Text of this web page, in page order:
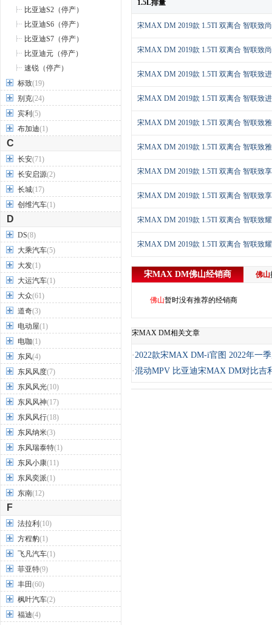
比亚迪S2（停产）
比亚迪S6（停产）
比亚迪S7（停产）
比亚迪元（停产）
速锐（停产）
标致(19)
别克(24)
宾利 (5)
布加迪(1)
C
长安(71)
长安启源(2)
长城(17)
创维汽车(1)
D
DS(8)
大乘汽车(5)
大发(1)
大运汽车(1)
大众(61)
道奇(3)
电动屋(1)
电咖(1)
东风(4)
东风风度(7)
东风风光(10)
东风风神(17)
东风风行(18)
东风纳米(3)
东风瑞泰特(1)
东风小康(11)
东风奕派(1)
东南(12)
F
法拉利 (10)
方程豹(1)
飞凡汽车(1)
菲亚特(9)
丰田(60)
枫叶汽车(2)
福迪(4)
1.5L排量
宋MAX DM 2019款 1.5TI 双离合 智联致
宋MAX DM 2019款 1.5TI 双离合 智联致
宋MAX DM 2019款 1.5TI 双离合 智联致
宋MAX DM 2019款 1.5TI 双离合 智联致
宋MAX DM 2019款 1.5TI 双离合 智联致
宋MAX DM 2019款 1.5TI 双离合 智联致
宋MAX DM 2019款 1.5TI 双离合 智联致
宋MAX DM 2019款 1.5TI 双离合 智联致
宋MAX DM 2019款 1.5TI 双离合 智联致
宋MAX DM 2019款 1.5TI 双离合 智联致
宋MAX DM佛山经销商 佛山
佛山暂时没有推荐的经销商
宋MAX DM相关文章
·2022款宋MAX DM-i官图 2022年一
·混动MPV 比亚迪宋MAX DM对比吉